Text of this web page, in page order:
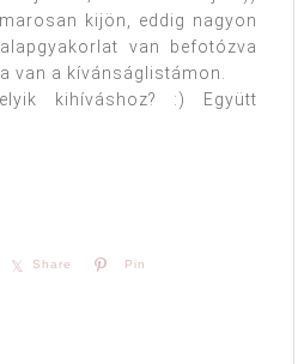
kijön, eddig nagyon
van befotózva
van a kívánságlistámon.
kihíváshoz? :) Együtt
Share Pin